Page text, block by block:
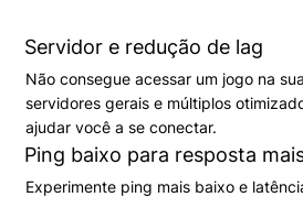
Servidor e redução de lag
Não consegue acessar um jogo na
servidores gerais e múltiplos
ajudar você a se conectar.
Ping baixo para resposta
Experimente ping mais baixo e